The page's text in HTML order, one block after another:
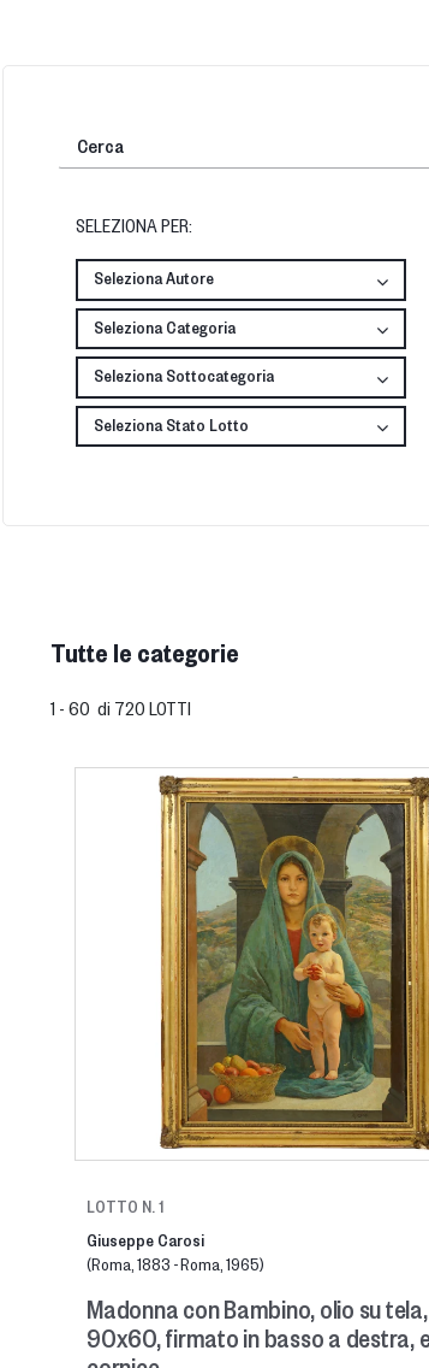
SELEZIONA PER:
Seleziona Autore
Seleziona Categoria
Seleziona Sottocategoria
Seleziona Stato Lotto
Tutte le categorie
1 - 60 di 720 LOTTI
LOTTO N. 1
Giuseppe Carosi
(Roma, 1883 - Roma, 1965)
Madonna con Bambino, olio su
90x60, firmato in basso a destra,